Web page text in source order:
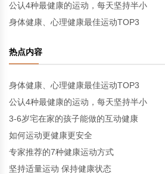
公认4种最健康的运动，每天坚持半小
身体健康、心理健康最佳运动TOP3
热点内容
身体健康、心理健康最佳运动TOP3
公认4种最健康的运动，每天坚持半小
3-6岁宅在家的孩子能做的互动健康
如何运动更健康更安全
专家推荐的7种健康运动方式
坚持适量运动 保持健康状态